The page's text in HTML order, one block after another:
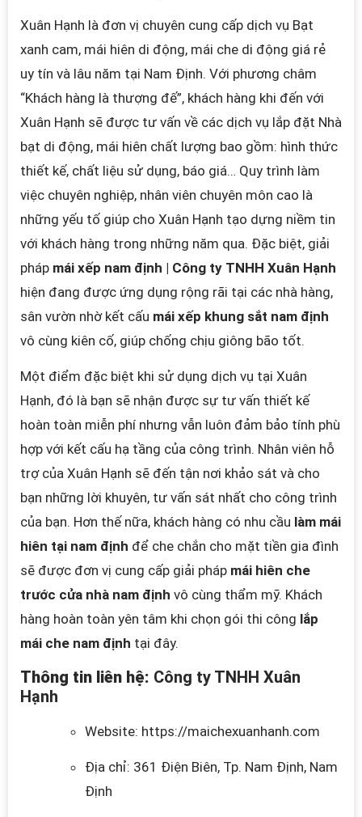
Xuân Hạnh là đơn vị chuyên cung cấp dịch vụ Bạt
xanh cam, mái hiên di động, mái che di động giá rẻ
uy tín và lâu năm tại Nam Định. Với phương châm
“Khách hàng là thượng đế”, khách hàng khi đến với
Xuân Hạnh sẽ được tư vấn về các dịch vụ lắp đặt Nhà
bạt di động, mái hiên chất lượng bao gồm: hình thức
thiết kế, chất liệu sử dụng, báo giá… Quy trình làm
việc chuyên nghiệp, nhân viên chuyên môn cao là
những yếu tố giúp cho Xuân Hạnh tạo dựng niềm tin
với khách hàng trong những năm qua. Đặc biệt, giải
pháp mái xếp nam định | Công ty TNHH Xuân Hạnh
hiện đang được ứng dụng rộng rãi tại các nhà hàng,
sân vườn nhờ kết cấu mái xếp khung sắt nam định
vô cùng kiên cố, giúp chống chịu giông bão tốt.
Một điểm đặc biệt khi sử dụng dịch vụ tại Xuân
Hạnh, đó là bạn sẽ nhận được sự tư vấn thiết kế
hoàn toàn miễn phí nhưng vẫn luôn đảm bảo tính phù
hợp với kết cấu hạ tầng của công trình. Nhân viên hỗ
trợ của Xuân Hạnh sẽ đến tận nơi khảo sát và cho
bạn những lời khuyên, tư vấn sát nhất cho công trình
của bạn. Hơn thế nữa, khách hàng có nhu cầu làm mái
hiên tại nam định để che chắn cho mặt tiền gia đình
sẽ được đơn vị cung cấp giải pháp mái hiên che
trước cửa nhà nam định vô cùng thẩm mỹ. Khách
hàng hoàn toàn yên tâm khi chọn gói thi công lắp
mái che nam định tại đây.
Thông tin liên hệ: Công ty TNHH Xuân
Hạnh
Website: https://maichexuanhanh.com
Địa chỉ: 361 Điện Biên, Tp. Nam Định, Nam
Định